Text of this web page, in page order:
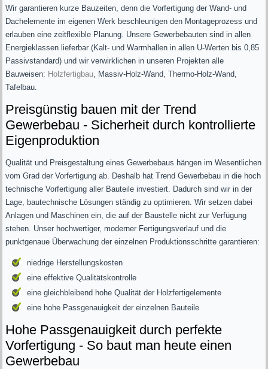
Wir garantieren kurze Bauzeiten, denn die Vorfertigung der Wand- und
Dachelemente im eigenen Werk beschleunigen den Montageprozess und
erlauben eine zeitflexible Planung. Unsere Gewerbebauten sind in allen
Energieklassen lieferbar (Kalt- und Warmhallen in allen U-Werten bis 0,85
Passivstandard) und wir verwirklichen in unseren Projekten alle
Bauweisen: Holzfertigbau, Massiv-Holz-Wand, Thermo-Holz-Wand,
Tafelbau.
Preisgünstig bauen mit der Trend
Gewerbebau - Sicherheit durch kontrollierte
Eigenproduktion
Qualität und Preisgestaltung eines Gewerbebaus hängen im Wesentlichen
vom Grad der Vorfertigung ab. Deshalb hat Trend Gewerbebau in die hoch
technische Vorfertigung aller Bauteile investiert. Dadurch sind wir in der
Lage, bautechnische Lösungen ständig zu optimieren. Wir setzen dabei
Anlagen und Maschinen ein, die auf der Baustelle nicht zur Verfügung
stehen. Unser hochwertiger, moderner Fertigungsverlauf und die
punktgenaue Überwachung der einzelnen Produktionsschritte garantieren:
niedrige Herstellungskosten
eine effektive Qualitätskontrolle
eine gleichbleibend hohe Qualität der Holzfertigelemente
eine hohe Passgenauigkeit der einzelnen Bauteile
Hohe Passgenauigkeit durch perfekte
Vorfertigung - So baut man heute einen
Gewerbebau